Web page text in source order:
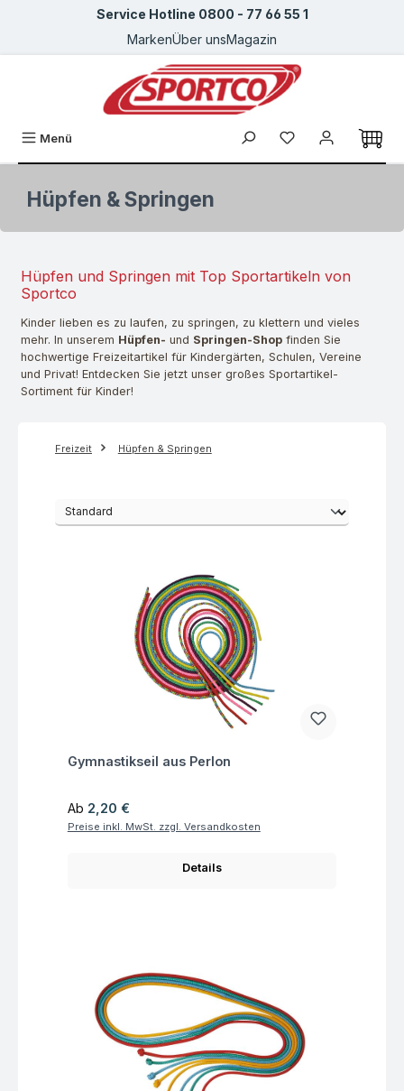
Zum Hauptinhalt springenService Hotline 0800 - 77 66 55 1
MarkenÜber unsMagazin
Menü Du hast 0
Hüpfen & Springen
Hüpfen und Springen mit Top Sportartikeln von
Sportco
Kinder lieben es zu laufen, zu springen, zu klettern und vieles
mehr. In unserem Hüpfen- und Springen-Shop finden Sie
hochwertige Freizeitartikel für Kindergärten, Schulen, Vereine
und Privat! Entdecken Sie jetzt unser großes Sportartikel-
Sortiment für Kinder!
Freizeit Hüpfen & Springen
Fragen zum Artikel
Gymnastikseil aus Perlon
Regulärer Preis:
Ab 2,20 €
Preise inkl. MwSt. zzgl. Versandkosten
Details